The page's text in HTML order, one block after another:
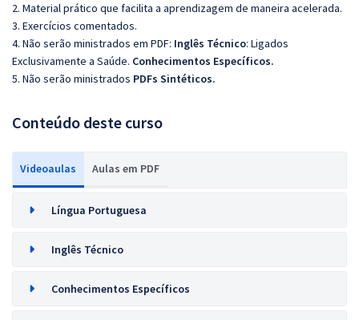
2. Material prático que facilita a aprendizagem de maneira acelerada.
3. Exercícios comentados.
4. Não serão ministrados em PDF: Inglês Técnico: Ligados
Exclusivamente a Saúde. Conhecimentos Específicos.
5. Não serão ministrados PDFs Sintéticos.
Conteúdo deste curso
Videoaulas Aulas em PDF
Língua Portuguesa
Inglês Técnico
Conhecimentos Específicos